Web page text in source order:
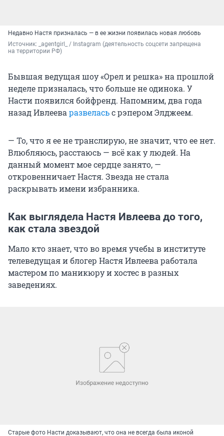
Недавно Настя призналась — в ее жизни появилась новая любовь
Источник:
_agentgirl_ / Instagram (деятельность соцсети запрещена
на территории РФ)
Бывшая ведущая шоу «Орел и решка» на прошлой
неделе призналась, что больше не одинока. У
Насти появился бойфренд. Напомним, два года
назад Ивлееваразвеласьс рэпером Элджеем.
— То, что я ее не транслирую, не значит, что ее нет.
Влюбляюсь, расстаюсь — всё как у людей. На
данный момент мое сердце занято, —
откровенничает Настя. Звезда не стала
раскрывать имени избранника.
Как выглядела Настя Ивлеева до того,
как стала звездой
Мало кто знает, что во время учебы в институте
телеведущая и блогер Настя Ивлеева работала
мастером по маникюру и хостес в разных
заведениях.
Старые фото Насти доказывают, что она не всегда была иконой